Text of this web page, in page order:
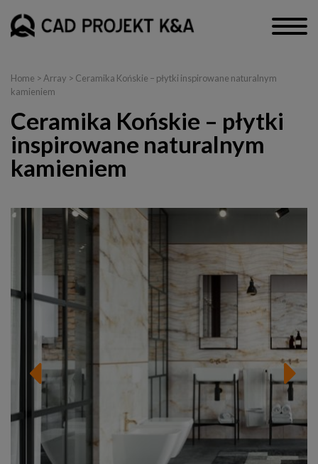
Home > Array > Ceramika Końskie – płytki inspirowane naturalnym
kamieniem
Ceramika Końskie – płytki
inspirowane naturalnym
kamieniem